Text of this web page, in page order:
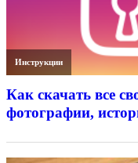
Инструкции
Как скачать все
фотографии,